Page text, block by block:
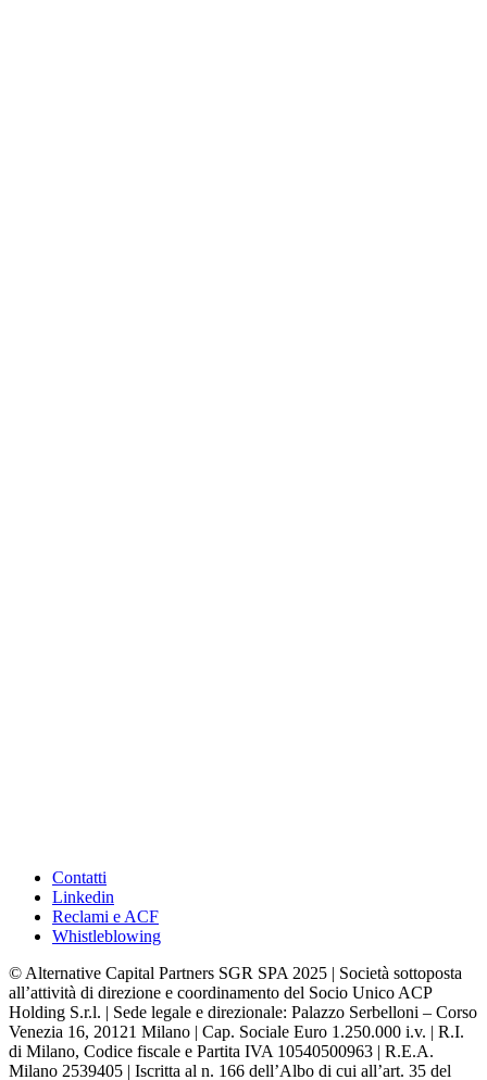
Contatti
Linkedin
Reclami e ACF
Whistleblowing
© Alternative Capital Partners SGR SPA 2025 | Società sottoposta
all’attività di direzione e coordinamento del Socio Unico ACP
Holding S.r.l. | Sede legale e direzionale: Palazzo Serbelloni – Corso
Venezia 16, 20121 Milano | Cap. Sociale Euro 1.250.000 i.v. | R.I.
di Milano, Codice fiscale e Partita IVA 10540500963 | R.E.A.
Milano 2539405 | Iscritta al n. 166 dell’Albo di cui all’art. 35 del